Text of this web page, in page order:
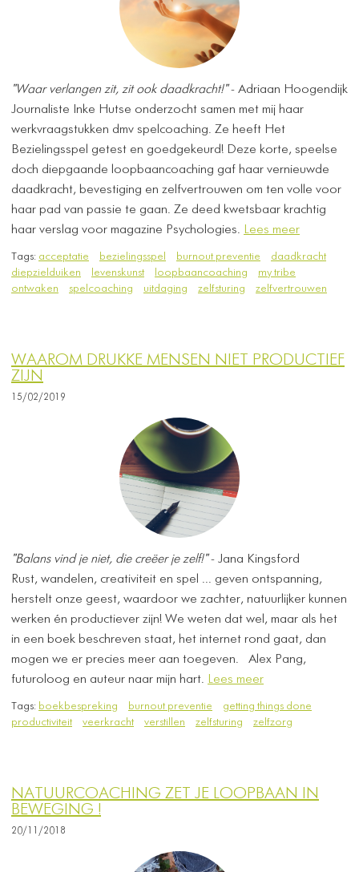
"Waar verlangen zit, zit ook daadkracht!"- Adriaan Hoogendijk
Journaliste Inke Hutse onderzocht samen met mij haar
werkvraagstukken dmv spelcoaching. Ze heeft Het
Bezielingsspel getest en goedgekeurd! Deze korte, speelse
doch diepgaande loopbaancoaching gaf haar vernieuwde
daadkracht, bevestiging en zelfvertrouwen om ten volle voor
haar pad van passie te gaan. Ze deed kwetsbaar krachtig
haar verslag voor magazine Psychologies. Lees meer
Tags: acceptatie bezielingsspel burnout preventie
daadkracht
diepzielduiken
levenskunst loopbaancoaching
my tribe
ontwaken
spelcoaching uitdaging zelfsturing zelfvertrouwen
WAAROM DRUKKE MENSEN NIET PRODUCTIEF
ZIJN
15/02/2019
"Balans vind je niet, die creëer je zelf!"- Jana Kingsford
Rust, wandelen, creativiteit en spel ... geven ontspanning,
herstelt onze geest, waardoor we zachter, natuurlijker kunnen
werken én productiever zijn! We weten dat wel, maar als het
in een boek beschreven staat, het internet rond gaat, dan
mogen we er precies meer aan toegeven. ​ ​ Alex Pang,
futuroloog en auteur naar mijn hart. Lees meer
Tags: boekbespreking burnout preventie
getting things done
productiviteit
veerkracht verstillen zelfsturing zelfzorg
NATUURCOACHING ZET JE LOOPBAAN IN
BEWEGING !
20/11/2018